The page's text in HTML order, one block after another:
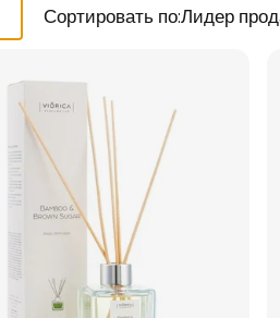
Сортировать по:Лидер